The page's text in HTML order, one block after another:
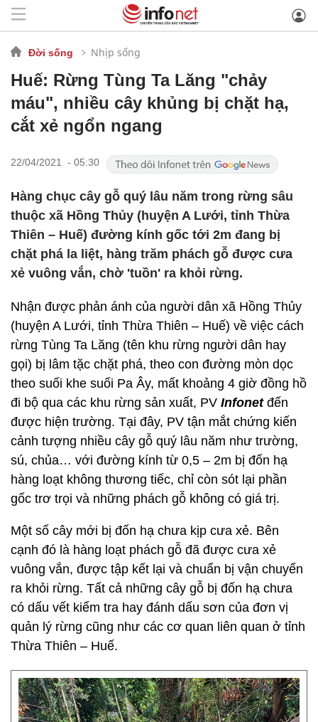
Đời sống Nhịp sống
Huế: Rừng Tùng Ta Lăng "chảy
máu", nhiều cây khủng bị chặt hạ,
cắt xẻ ngổn ngang
22/04/2021 - 05:30
Hàng chục cây gỗ quý lâu năm trong rừng sâu
thuộc xã Hồng Thủy (huyện A Lưới, tỉnh Thừa
Thiên – Huế) đường kính gốc tới 2m đang bị
chặt phá la liệt, hàng trăm phách gỗ được cưa
xẻ vuông vắn, chờ 'tuồn' ra khỏi rừng.
Nhận được phản ánh của người dân xã Hồng Thủy
(huyện A Lưới, tỉnh Thừa Thiên – Huế) về việc cách
rừng Tùng Ta Lăng (tên khu rừng người dân hay
gọi) bị lâm tặc chặt phá, theo con đường mòn dọc
theo suối khe suối Pa Ây, mất khoảng 4 giờ đồng hồ
đi bộ qua các khu rừng sản xuất, PV Infonetđến
được hiện trường. Tại đây, PV tận mắt chứng kiến
cảnh tượng nhiều cây gỗ quý lâu năm như trường,
sú, chủa… với đường kính từ 0,5 – 2m bị đốn hạ
hàng loạt không thương tiếc, chỉ còn sót lại phần
gốc trơ trọi và những phách gỗ không có giá trị.
Một số cây mới bị đốn hạ chưa kịp cưa xẻ. Bên
cạnh đó là hàng loạt phách gỗ đã được cưa xẻ
vuông vắn, được tập kết lại và chuẩn bị vận chuyển
ra khỏi rừng. Tất cả những cây gỗ bị đốn hạ chưa
có dấu vết kiểm tra hay đánh dấu sơn của đơn vị
quản lý rừng cũng như các cơ quan liên quan ở tỉnh
Thừa Thiên – Huế.